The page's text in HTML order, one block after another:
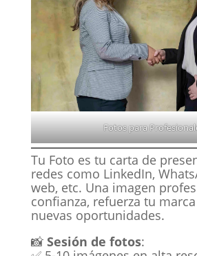
Fotos para
Tu Foto es tu carta de
redes como LinkedIn,
web, etc. Una imagen
confianza, refuerza tu
nuevas oportunidades.
📸 Sesión de fotos: